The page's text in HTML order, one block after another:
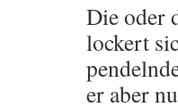
Die oder
lockert
er aber